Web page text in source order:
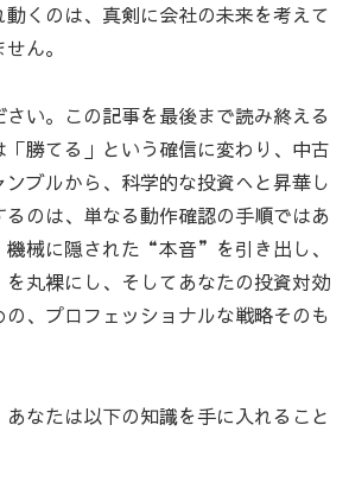
くのは、真剣に会社の未来を考えて
ん。
さい。この記事を最後まで読み終える
勝てる」という確信に変わり、中古
ブルから、科学的な投資へと昇華し
のは、単なる動作確認の手順ではあ
機械に隠された“本音”を引き出し、
丸裸にし、そしてあなたの投資対効
、プロフェッショナルな戦略そのも
なたは以下の知識を手に入れること